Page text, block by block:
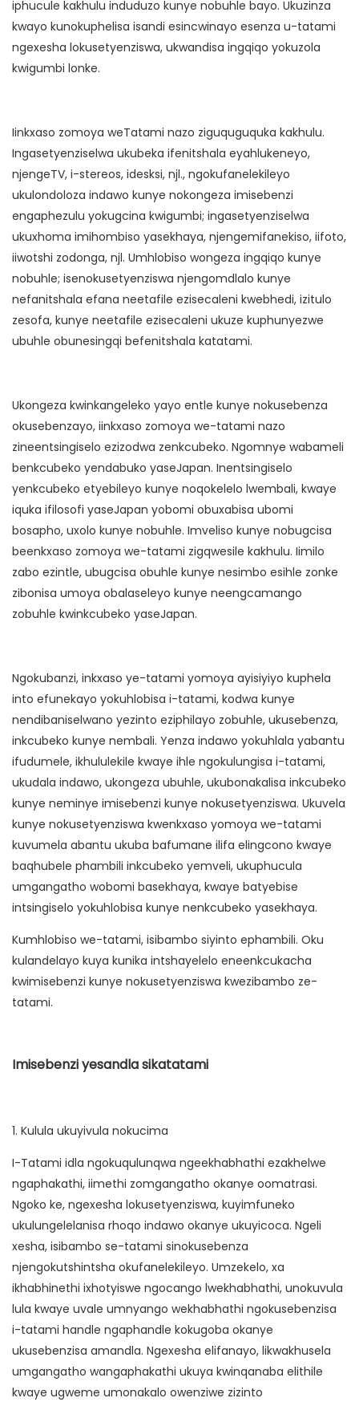
iphucule kakhulu induduzo kunye nobuhle bayo. Ukuzinza
kwayo kunokuphelisa isandi esincwinayo esenza u-tatami
ngexesha lokusetyenziswa, ukwandisa ingqiqo yokuzola
kwigumbi lonke.
Iinkxaso zomoya weTatami nazo ziguquguquka kakhulu.
Ingasetyenziselwa ukubeka ifenitshala eyahlukeneyo,
njengeTV, i-stereos, idesksi, njl., ngokufanelekileyo
ukulondoloza indawo kunye nokongeza imisebenzi
engaphezulu yokugcina kwigumbi; ingasetyenziselwa
ukuxhoma imihombiso yasekhaya, njengemifanekiso, iifoto,
iiwotshi zodonga, njl. Umhlobiso wongeza ingqiqo kunye
nobuhle; isenokusetyenziswa njengomdlalo kunye
nefanitshala efana neetafile ezisecaleni kwebhedi, izitulo
zesofa, kunye neetafile ezisecaleni ukuze kuphunyezwe
ubuhle obunesingqi befenitshala katatami.
Ukongeza kwinkangeleko yayo entle kunye nokusebenza
okusebenzayo, iinkxaso zomoya we-tatami nazo
zineentsingiselo ezizodwa zenkcubeko. Ngomnye wabameli
benkcubeko yendabuko yaseJapan. Inentsingiselo
yenkcubeko etyebileyo kunye noqokelelo lwembali, kwaye
iquka ifilosofi yaseJapan yobomi obuxabisa ubomi
bosapho, uxolo kunye nobuhle. Imveliso kunye nobugcisa
beenkxaso zomoya we-tatami zigqwesile kakhulu. Iimilo
zabo ezintle, ubugcisa obuhle kunye nesimbo esihle zonke
zibonisa umoya obalaseleyo kunye neengcamango
zobuhle kwinkcubeko yaseJapan.
Ngokubanzi, inkxaso ye-tatami yomoya ayisiyiyo kuphela
into efunekayo yokuhlobisa i-tatami, kodwa kunye
nendibaniselwano yezinto eziphilayo zobuhle, ukusebenza,
inkcubeko kunye nembali. Yenza indawo yokuhlala yabantu
ifudumele, ikhululekile kwaye ihle ngokulungisa i-tatami,
ukudala indawo, ukongeza ubuhle, ukubonakalisa inkcubeko
kunye neminye imisebenzi kunye nokusetyenziswa. Ukuvela
kunye nokusetyenziswa kwenkxaso yomoya we-tatami
kuvumela abantu ukuba bafumane ilifa elingcono kwaye
baqhubele phambili inkcubeko yemveli, ukuphucula
umgangatho wobomi basekhaya, kwaye batyebise
intsingiselo yokuhlobisa kunye nenkcubeko yasekhaya.
Kumhlobiso we-tatami, isibambo siyinto ephambili. Oku
kulandelayo kuya kunika intshayelelo eneenkcukacha
kwimisebenzi kunye nokusetyenziswa kwezibambo ze-
tatami.
Imisebenzi yesandla sikatatami
1. Kulula ukuyivula nokucima
I-Tatami idla ngokuqulunqwa ngeekhabhathi ezakhelwe
ngaphakathi, iimethi zomgangatho okanye oomatrasi.
Ngoko ke, ngexesha lokusetyenziswa, kuyimfuneko
ukulungelelanisa rhoqo indawo okanye ukuyicoca. Ngeli
xesha, isibambo se-tatami sinokusebenza
njengokutshintsha okufanelekileyo. Umzekelo, xa
ikhabhinethi ixhotyiswe ngocango lwekhabhathi, unokuvula
lula kwaye uvale umnyango wekhabhathi ngokusebenzisa
i-tatami handle ngaphandle kokugoba okanye
ukusebenzisa amandla. Ngexesha elifanayo, likwakhusela
umgangatho wangaphakathi ukuya kwinqanaba elithile
kwaye ugweme umonakalo owenziwe zizinto